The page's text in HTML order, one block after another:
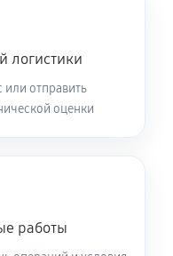
логистики
или отправить
оценки
работы